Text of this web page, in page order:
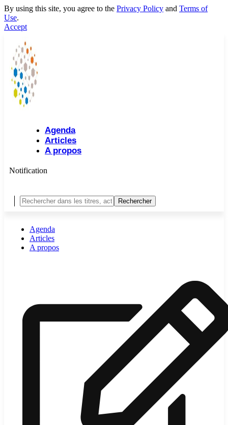
By using this site, you agree to the Privacy Policy and Terms of
Use.
Accept
Agenda
Articles
A propos
Notification
Agenda
Articles
A propos